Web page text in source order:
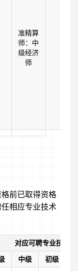
准精算
师：中
级经济
师
前已取得资格
相应专业技术
对应可聘专业技术
中级 初级（助